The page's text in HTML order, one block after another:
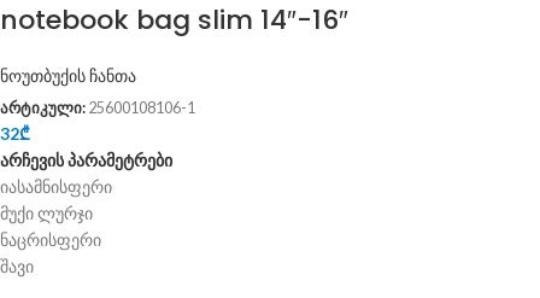
notebook bag slim 14″-16″
ნოუთბუქის ჩანთა
არტიკული: 25600108106-1
32₾
არჩევის პარამეტრები
იასამნისფერი
მუქი ლურჯი
ნაცრისფერი
შავი